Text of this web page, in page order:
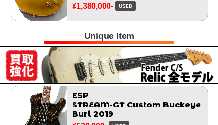
¥1,380,000- USED
Unique Item
ESP
STREAM-GT Custom Buckeye
Burl 2019